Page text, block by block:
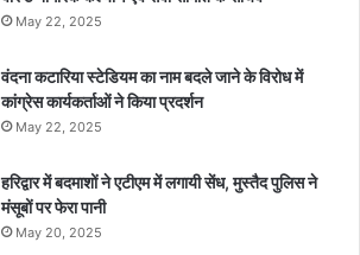
May 22, 2025
वंदना कटारिया स्टेडियम का नाम बदले जाने के विरोध में
कांग्रेस कार्यकर्ताओं ने किया प्रदर्शन
May 22, 2025
हरिद्वार में बदमाशों ने एटीएम में लगायी सेंध, मुस्तैद पुलिस ने
मंसूबों पर फेरा पानी
May 20, 2025